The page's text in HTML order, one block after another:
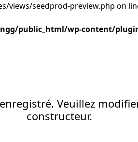
views/seedprod-preview.php on
public_html/wp-content/
Veuillez
constructeur.